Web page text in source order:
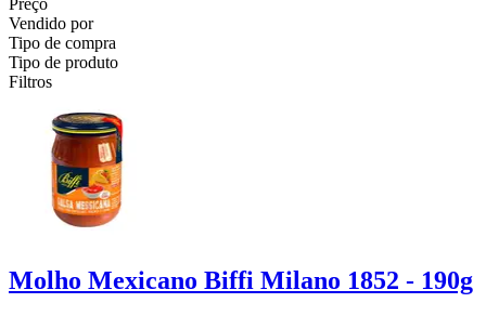
Preço
Vendido por
Tipo de compra
Tipo de produto
Filtros
Molho Mexicano Biffi Milano 1852 - 190g